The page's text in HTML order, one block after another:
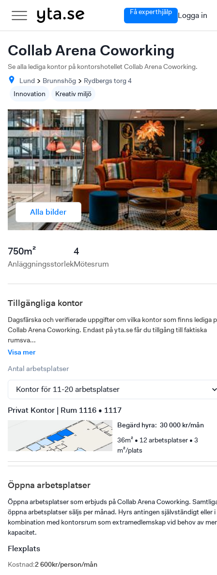
Få experthjälp Logga in
Collab Arena Coworking
Se alla lediga kontor på kontorshotellet Collab Arena Coworking.
Lund
Brunnshög Rydbergs torg 4
Innovation
Kreativ miljö
Alla bilder
750m²
Anläggningsstorlek
4
Mötesrum
Tillgängliga kontor
Dagsfärska och verifierade uppgifter om vilka kontor som finns lediga
Collab Arena Coworking. Endast på yta.se får du tillgång till faktiska
rumsva...
Visa mer
Antal arbetsplatser
Privat Kontor | Rum 1116 • 1117
Begärd hyra: 30 000 kr/mån
36m² • 12 arbetsplatser • 3
m²/plats
Öppna arbetsplatser
Öppna arbetsplatser som erbjuds på Collab Arena Coworking.
öppna arbetsplatser säljs per månad. Hyrs antingen självständigt eller i
kombination med kontorsrum som extramedlemskap vid behov av mer
kapacitet.
Flexplats
Kostnad:2 600kr/person/mån